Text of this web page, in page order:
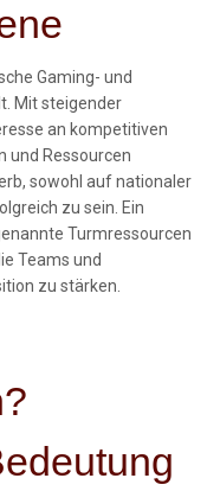
Gaming- und
Mit steigender
an kompetitiven
und Ressourcen
sowohl auf nationaler
zu sein. Ein
Turmressourcen
Teams und
zu stärken.